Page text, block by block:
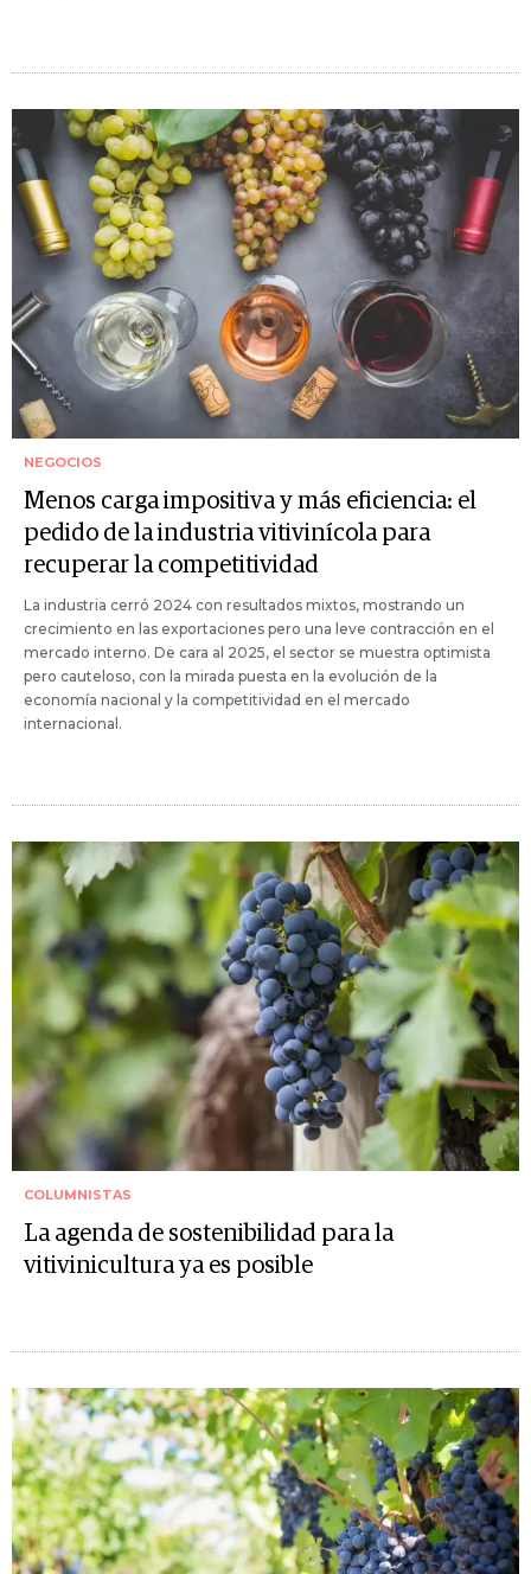
NEGOCIOS
Menos carga impositiva y más eficiencia: el
pedido de la industria vitivinícola para
recuperar la competitividad
La industria cerró 2024 con resultados mixtos, mostrando un
crecimiento en las exportaciones pero una leve contracción en el
mercado interno. De cara al 2025, el sector se muestra optimista
pero cauteloso, con la mirada puesta en la evolución de la
economía nacional y la competitividad en el mercado
internacional.
COLUMNISTAS
La agenda de sostenibilidad para la
vitivinicultura ya es posible